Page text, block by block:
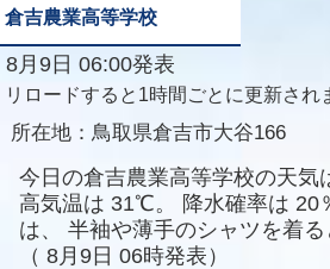
倉吉農業高等学校
8月9日 06:00発表
リロードすると1時間ごとに更新され
所在地： 鳥取県倉吉市大谷166
今日の倉吉農業高等学校の天気
高気温は 31℃。 降水確率は 20
は、
半袖や薄手のシャツを着る
（ 8月9日 06時発表）